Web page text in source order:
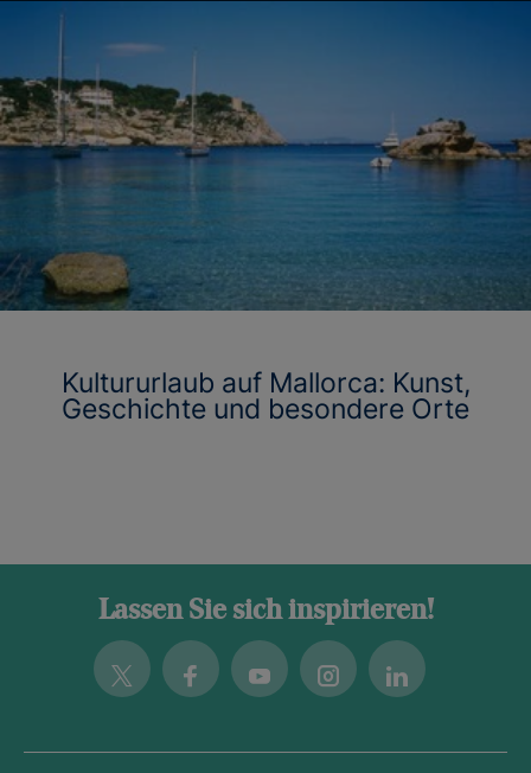
Kultururlaub auf Mallorca: Kunst,
Geschichte und besondere Orte
Lassen Sie sich inspirieren!
Twitter FacebookYoutubeInstagramLinkedin